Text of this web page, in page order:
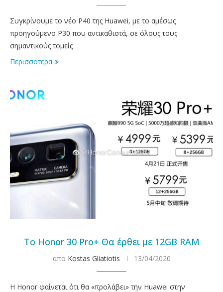
Συγκρίνουμε το νέο P40 της Huawei, με το αμέσως
προηγούμενο P30 που αντικαθιστά, σε όλους τους
σημαντικούς τομείς
Περισσοτερα
Το Honor 30 Pro+ Θα έρθει με 12GB RAM
απο Kostas Gliatiotis 13/04/2020
H Honor φαίνεται ότι θα «προλάβει» την Huawei στην